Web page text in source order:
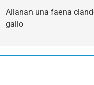
Allanan una faena
gallo